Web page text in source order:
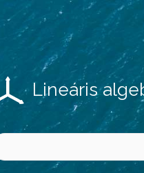
Lineáris